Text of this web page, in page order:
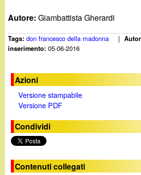
Autore:Giambattista Gherardi
Tags:don francesco della madonna |
inserimento:05-06-2016
Azioni
Versione stampabile
Versione PDF
Condividi
Contenuti collegati